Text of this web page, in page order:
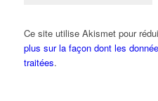
Ce site utilise Akismet pour
plus sur la façon dont les
traitées.